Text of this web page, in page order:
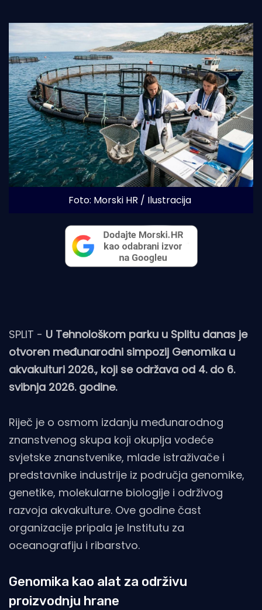
Foto: Morski HR / Ilustracija
SPLIT - U Tehnološkom parku u Splitu danas je
otvoren međunarodni simpozij Genomika u
akvakulturi 2026., koji se održava od 4. do 6.
svibnja 2026. godine.
Riječ je o osmom izdanju međunarodnog
znanstvenog skupa koji okuplja vodeće
svjetske znanstvenike, mlade istraživače i
predstavnike industrije iz područja genomike,
genetike, molekularne biologije i održivog
razvoja akvakulture. Ove godine čast
organizacije pripala je Institutu za
oceanografiju i ribarstvo.
Genomika kao alat za održivu
proizvodnju hrane